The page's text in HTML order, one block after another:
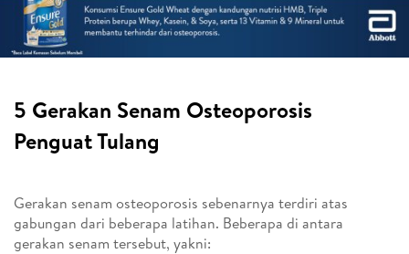
5 Gerakan Senam Osteoporosis
Penguat Tulang
Gerakan senam osteoporosis sebenarnya terdiri atas
gabungan dari beberapa latihan. Beberapa di antara
gerakan senam tersebut, yakni: